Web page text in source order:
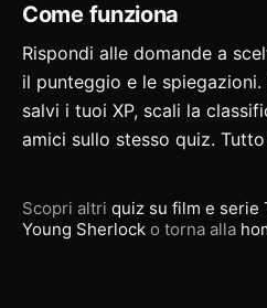
Come funziona
Rispondi alle domande a
il punteggio e le
salvi i tuoi XP, scali la
amici sullo stesso quiz.
Scopri altri quiz su film e serie
Young Sherlock o torna alla